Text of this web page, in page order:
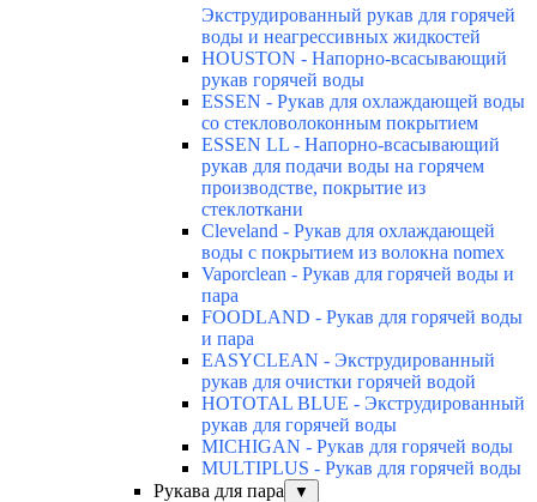
Экструдированный рукав для горячей
воды и неагрессивных жидкостей
HOUSTON - Напорно-всасывающий
рукав горячей воды
ESSEN - Рукав для охлаждающей воды
со стекловолоконным покрытием
ESSEN LL - Напорно-всасывающий
рукав для подачи воды на горячем
производстве, покрытие из
стеклоткани
Cleveland - Рукав для охлаждающей
воды с покрытием из волокна nomex
Vaporclean - Рукав для горячей воды и
пара
FOODLAND - Рукав для горячей воды
и пара
EASYCLEAN - Экструдированный
рукав для очистки горячей водой
HOTOTAL BLUE - Экструдированный
рукав для горячей воды
MICHIGAN - Рукав для горячей воды
MULTIPLUS - Рукав для горячей воды
Рукава для пара
▼